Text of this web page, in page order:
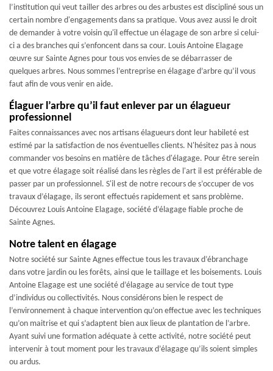
l’institution qui veut tailler des arbres ou des arbustes est discipliné sous un
certain nombre d'engagements dans sa pratique. Vous avez aussi le droit
de demander à votre voisin qu'il effectue un élagage de son arbre si celui-
ci a des branches qui s’enfoncent dans sa cour. Louis Antoine Elagage
œuvre sur Sainte Agnes pour tous vos envies de se débarrasser de
quelques arbres. Nous sommes l’entreprise en élagage d’arbre qu’il vous
faut afin de vous venir en aide.
Élaguer l’arbre qu’il faut enlever par un élagueur
professionnel
Faites connaissances avec nos artisans élagueurs dont leur habileté est
estimé par la satisfaction de nos éventuelles clients. N'hésitez pas à nous
commander vos besoins en matière de tâches d'élagage. Pour être serein
et que votre élagage soit réalisé dans les règles de l'art il est préférable de
passer par un professionnel. S'il est de notre recours de s’occuper de vos
travaux d’élagage, ils seront effectués rapidement et sans problème.
Découvrez Louis Antoine Elagage, société d’élagage fiable proche de
Sainte Agnes.
Notre talent en élagage
Notre société sur Sainte Agnes effectue tous les travaux d’ébranchage
dans votre jardin ou les forêts, ainsi que le taillage et les boisements. Louis
Antoine Elagage est une société d’élagage au service de tout type
d’individus ou collectivités. Nous considérons bien le respect de
l’environnement à chaque intervention qu’on effectue avec les techniques
qu’on maitrise et qui s’adaptent bien aux lieux de plantation de l’arbre.
Ayant suivi une formation adéquate à cette activité, notre société peut
intervenir à tout moment pour les travaux d’élagage qu’ils soient simples
ou ardus.